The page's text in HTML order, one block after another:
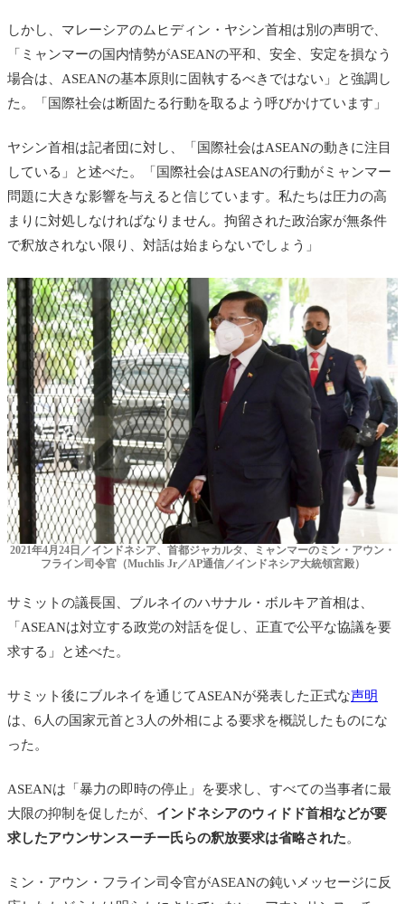
しかし、マレーシアのムヒディン・ヤシン首相は別の声明で、
「ミャンマーの国内情勢がASEANの平和、安全、安定を損なう
場合は、ASEANの基本原則に固執するべきではない」と強調し
た。「国際社会は断固たる行動を取るよう呼びかけています」
ヤシン首相は記者団に対し、「国際社会はASEANの動きに注目
している」と述べた。「国際社会はASEANの行動がミャンマー
問題に大きな影響を与えると信じています。私たちは圧力の高
まりに対処しなければなりません。拘留された政治家が無条件
で釈放されない限り、対話は始まらないでしょう」
2021年4月24日／インドネシア、首都ジャカルタ、ミャンマーのミン・アウン・
フライン司令官（Muchlis Jr／AP通信／インドネシア大統領宮殿）
サミットの議長国、ブルネイのハサナル・ボルキア首相は、
「ASEANは対立する政党の対話を促し、正直で公平な協議を要
求する」と述べた。
サミット後にブルネイを通じてASEANが発表した正式な声明
は、6人の国家元首と3人の外相による要求を概説したものにな
った。
ASEANは「暴力の即時の停止」を要求し、すべての当事者に最
大限の抑制を促したが、 インドネシアのウィドド首相などが要
求したアウンサンスーチー氏らの釈放要求は省略された。
ミン・アウン・フライン司令官がASEANの鈍いメッセージに反